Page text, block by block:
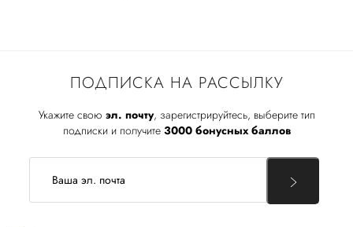
ПОДПИСКА НА РАССЫЛКУ
Укажите свою эл. почту, зарегистрируйтесь, выберите тип
подписки и получите 3000 бонусных баллов